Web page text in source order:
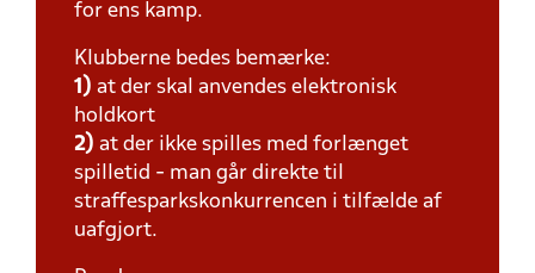
for ens kamp.
Klubberne bedes bemærke:
1) at der skal anvendes elektronisk
holdkort
2) at der ikke spilles med forlænget
spilletid - man går direkte til
straffesparkskonkurrencen i tilfælde af
uafgjort.